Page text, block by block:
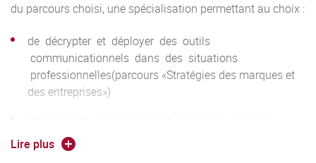
du parcours choisi, une spécialisation permettant au choix :
de décrypter et déployer des outils
communicationnels dans des situations
professionnelles(parcours «Stratégies des marques et
des entreprises»)
linguistiques, notamment numériques, en contexte
professionnel(parcours «Industries de la langue»)
Lire plus